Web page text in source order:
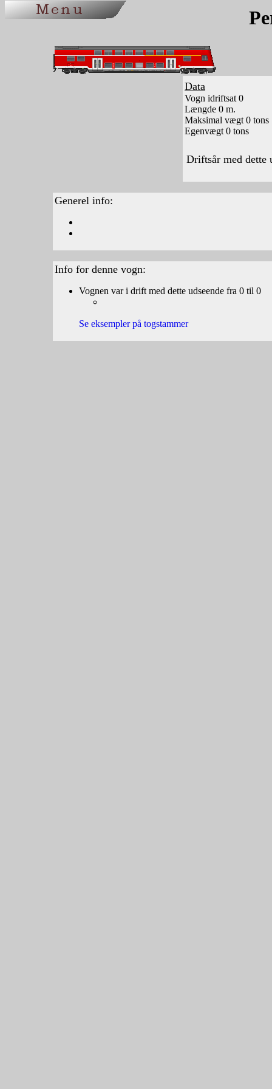
Data
Vogn idriftsat 0
Længde 0 m.
Maksimal vægt 0 tons
Egenvægt 0 tons
Driftsår med dette
Generel info:
Info for denne vogn:
Vognen var i drift med dette udseende fra 0 til 0
Se eksempler på togstammer